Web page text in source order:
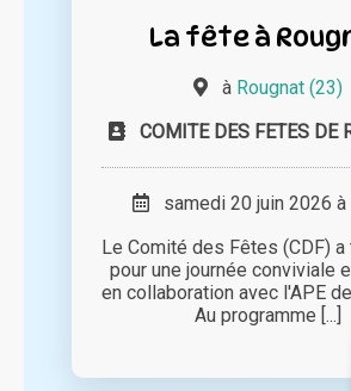
La fête à
à Rougnat (23)
COMITE DES FETES DE
samedi 20 juin 2026 à
Le Comité des Fêtes (CDF) a
pour une journée conviviale
en collaboration avec l'APE de
Au programme [...]